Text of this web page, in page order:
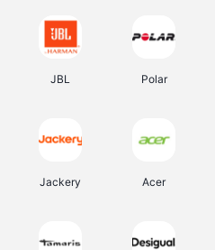
JBL Polar
Jackery Acer